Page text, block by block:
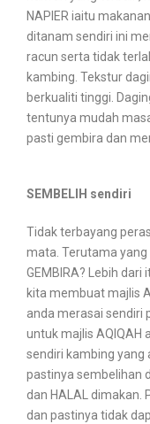
NAPIER iaitu
ditanam sendiri ini
racun serta tidak
kambing. Tekstur
berkualiti tinggi.
tentunya mudah
pasti gembira dan
SEMBELIH sendiri
Tidak terbayang
mata. Terutama
GEMBIRA? Lebih
kita membuat majlis
anda merasai sendiri
untuk majlis AQIQAH
sendiri kambing yang
pastinya sembelihan
dan HALAL dimakan.
dan pastinya tidak